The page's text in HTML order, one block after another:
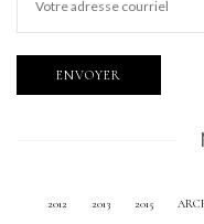
2012 2013 2015